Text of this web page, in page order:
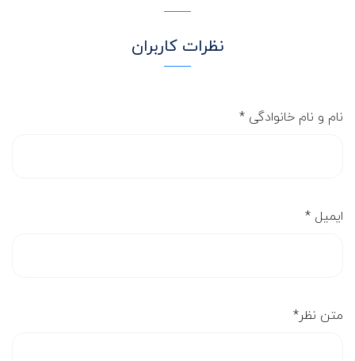
نظرات کاربران
نام و نام خانوادگی *
ایمیل *
متن نظر*